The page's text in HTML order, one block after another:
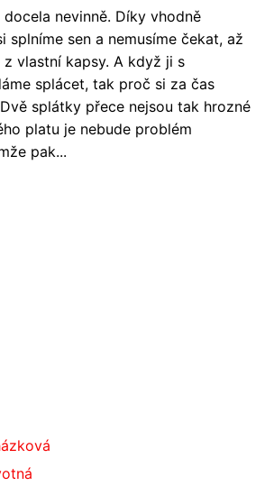
nevinně. Díky vhodně
splníme sen a nemusíme čekat, až
z vlastní kapsy. A když ji s
splácet, tak proč si za čas
splátky přece nejsou tak hrozné
platu je nebude problém
pak...